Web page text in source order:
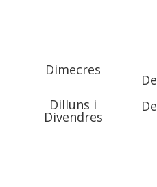
Dimecres
Dilluns i
Divendres